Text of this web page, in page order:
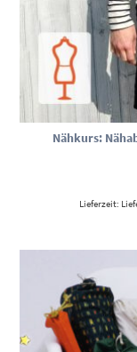
Nähkurs:
Lieferzeit: